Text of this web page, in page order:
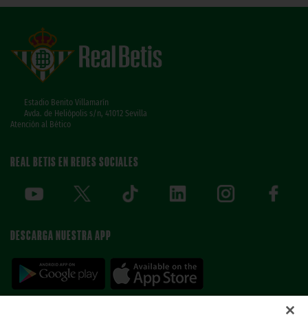
Estadio Benito Villamarín
Avda. de Heliópolis s/n, 41012 Sevilla
Atención al Bético
REAL BETIS EN REDES SOCIALES
DESCARGA NUESTRA APP